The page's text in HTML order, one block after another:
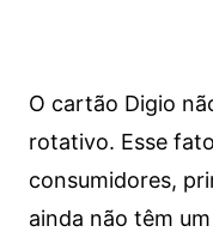
O cartão Digio
rotativo. Esse
consumidores,
ainda não têm